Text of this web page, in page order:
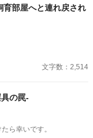
育部屋へと連れ戻され
文字数：2,514
の罠-
ただけたら幸いです。